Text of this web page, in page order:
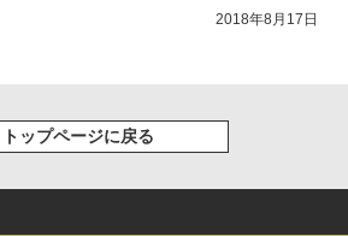
整、色調調節ライト、プレミアムペン付
き、グラファイト
2018年8月17日
トップページに戻る